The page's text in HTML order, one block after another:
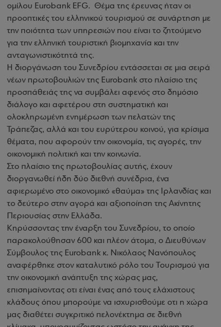
ομίλου Eurobank EFG. Θέμα της έρευνας ήταν οι
προοπτικές του ελληνικού τουρισμού σε συνάρτηση με
την ποιότητα των υπηρεσιών που είναι το ζητούμενο
για την ελληνική τουριστική βιομηχανία και την
ανταγωνιστικότητά της.
Η διοργάνωση του Συνεδρίου εντάσσεται σε μια σειρά
νέων πρωτοβουλιών της Eurobank στο πλαίσιο της
προσπάθειάς της να συμβάλει αφενός στο δημόσιο
διάλογο και αφετέρου στη συστηματική και
ολοκληρωμένη ενημέρωση των πελατών της
Τράπεζας, αλλά και του ευρύτερου κοινού, για κρίσιμα
θέματα, που αφορούν την οικονομία, τις αγορές, την
οικονομική πολιτική και την κοινωνία.
Στο πλαίσιο της πρωτοβουλίας αυτής, έχουν
διοργανωθεί ήδη δύο διεθνή συνέδρια, ένα
αφιερωμένο στο οικονομικό «θαύμα» της Ιρλανδίας και
το δεύτερο στην αγορά και αξιοποίηση της Ακίνητης
Περιουσίας στην Ελλάδα.
Κηρύσσοντας την έναρξη του Συνεδρίου, το οποίο
παρακολούθησαν 600 και πλέον άτομα, ο Διευθύνων
Σύμβουλος της Eurobank κ. Νικόλαος Νανόπουλος
αναφέρθηκε στον καταλυτικό ρόλο του Τουρισμού για
την οικονομική ανάπτυξη της χώρας μας,
επισημαίνοντας οτι είναι ένας από τους ελάχιστους
κλάδους όπου μπορούμε να ισχυρισθούμε οτι η χώρα
μας διαθέτει συγκριτικό πελονέκτημα σε διεθνή